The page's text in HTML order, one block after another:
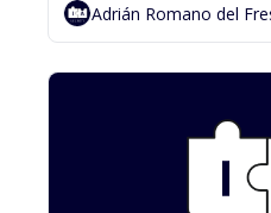
Adrián Romano del